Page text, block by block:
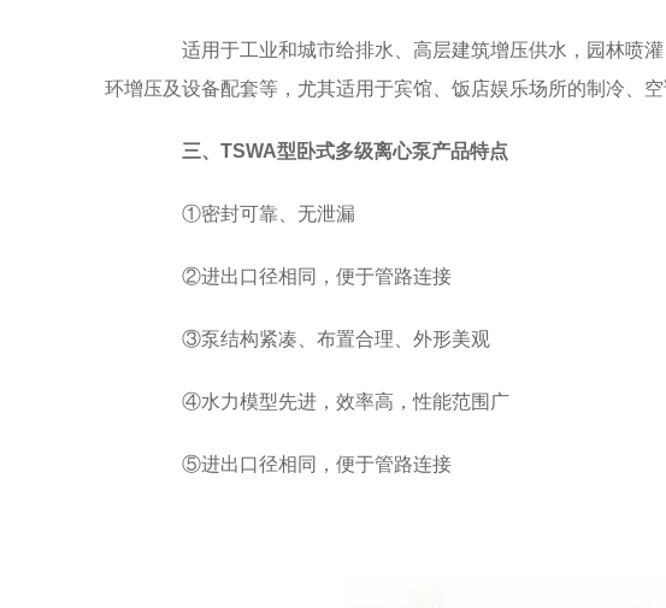
适用于工业和城市给排水、高层建筑增压供水，园林喷灌
环增压及设备配套等，尤其适用于宾馆、饭店娱乐场所的制冷、空
三、TSWA型卧式多级离心泵产品特点
①密封可靠、无泄漏
②进出口径相同，便于管路连接
③泵结构紧凑、布置合理、外形美观
④水力模型先进，效率高，性能范围广
⑤进出口径相同，便于管路连接